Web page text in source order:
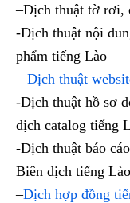
–Dịch thuật tờ rơi,
-Dịch thuật nội
phẩm tiếng Lào
– Dịch thuật
-Dịch thuật hồ sơ
dịch catalog tiếng
-Dịch thuật báo
Biên dịch tiếng
–Dịch hợp đồng